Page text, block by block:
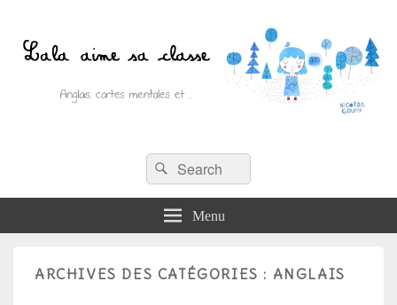
Lala aime sa classe
Anglais, cartes mentales et ….Recherche :
Rechercher
Menu
ARCHIVES DES CATÉGORIES : ANGLAIS